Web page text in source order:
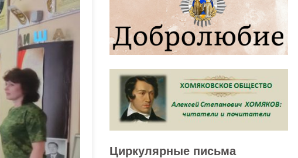
Циркулярные письма